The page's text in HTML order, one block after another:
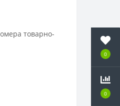
0
0
товарно-